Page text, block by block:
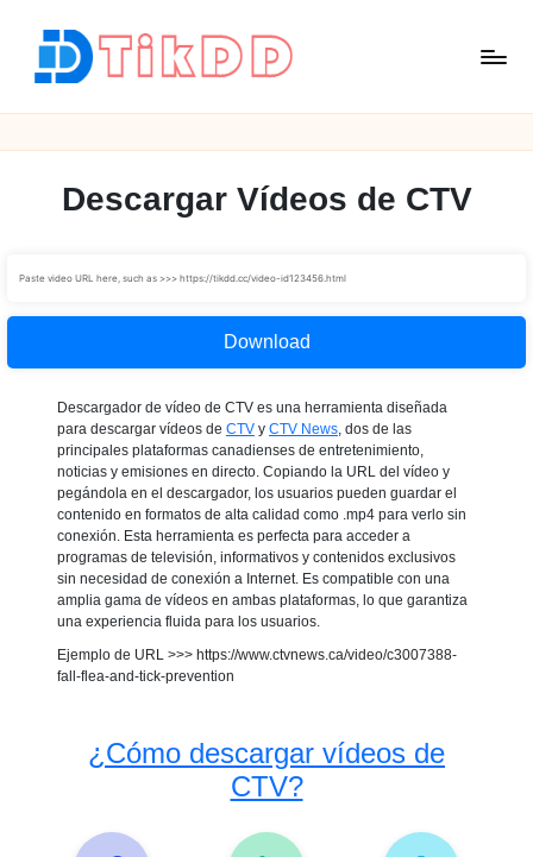
contenido
k
Descargar Vídeos de CTV
Download
Descargador de vídeo de CTV es una herramienta diseñada
para descargar vídeos de CTVy CTV News, dos de las
principales plataformas canadienses de entretenimiento,
noticias y emisiones en directo. Copiando la URL del vídeo y
pegándola en el descargador, los usuarios pueden guardar el
contenido en formatos de alta calidad como .mp4 para verlo sin
conexión. Esta herramienta es perfecta para acceder a
programas de televisión, informativos y contenidos exclusivos
sin necesidad de conexión a Internet. Es compatible con una
amplia gama de vídeos en ambas plataformas, lo que garantiza
una experiencia fluida para los usuarios.
Ejemplo de URL >>> https://www.ctvnews.ca/video/c3007388-
fall-flea-and-tick-prevention
¿Cómo descargar vídeos de
CTV?